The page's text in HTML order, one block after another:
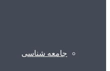
جامعه شناسی